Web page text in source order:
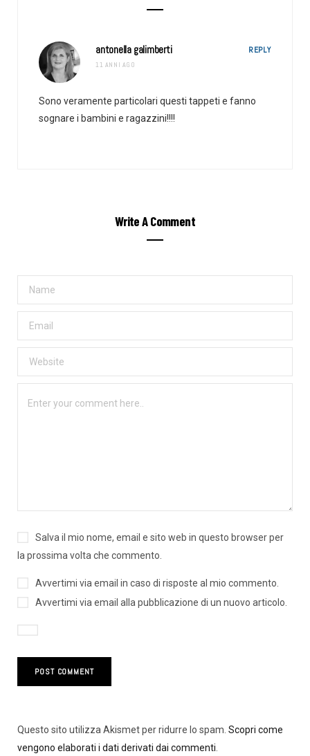
antonella galimberti
11 ANNI AGO
REPLY
Sono veramente particolari questi tappeti e fanno
sognare i bambini e ragazzini!!!!
Write A Comment
Salva il mio nome, email e sito web in questo browser per
la prossima volta che commento.
Avvertimi via email in caso di risposte al mio commento.
Avvertimi via email alla pubblicazione di un nuovo articolo.
Questo sito utilizza Akismet per ridurre lo spam. Scopri come
vengono elaborati i dati derivati dai commenti.